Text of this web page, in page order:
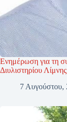
Ενημέρωση για τη
Διυλιστηρίου
7 Αυγούστου,